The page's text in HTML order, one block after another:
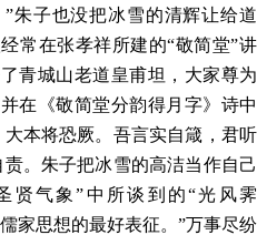
朱子也没把冰雪的清辉让给道
常在张孝祥所建的“敬简堂”讲
青城山老道皇甫坦，大家尊为
在《敬简堂分韵得月字》诗中
本将恐厥。吾言实自箴，君听
。朱子把冰雪的高洁当作自己
贤气象”中 所谈到的“光风霁
家思想的最好表征。”万事尽纷